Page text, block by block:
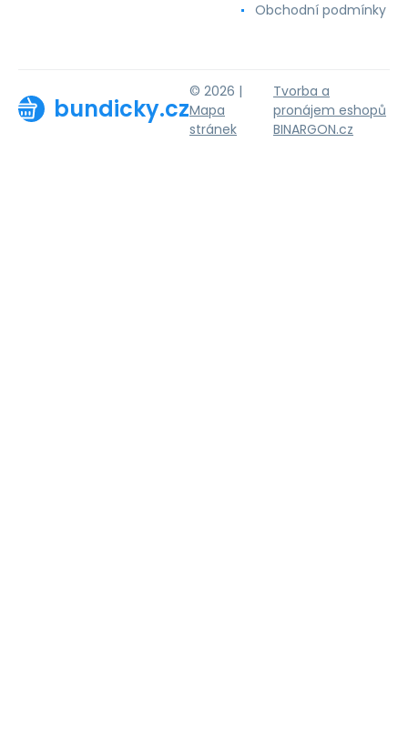
Obchodní podmínky
bundicky.cz
© 2026 |
Mapa
stránek
Tvorba a
pronájem eshopů
BINARGON.cz